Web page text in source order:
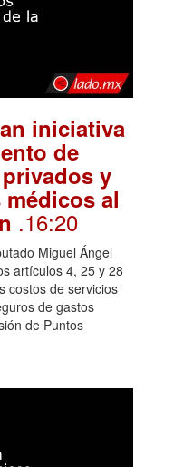
iniciativa
de
y
al
.16:20
Miguel Ángel
artículos 4, 25 y 28
costos de servicios
de gastos
de Puntos